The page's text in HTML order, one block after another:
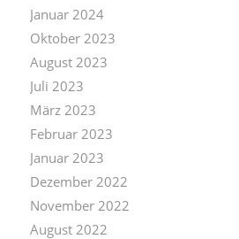
Januar 2024
Oktober 2023
August 2023
Juli 2023
März 2023
Februar 2023
Januar 2023
Dezember 2022
November 2022
August 2022